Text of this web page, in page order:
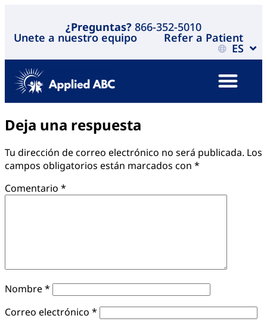
¿Preguntas? 866-352-5010
Unete a nuestro equipo Refer a Patient
ES
Deja una respuesta
Tu dirección de correo electrónico no será publicada. Los
campos obligatorios están marcados con *
Comentario *
Nombre*
Correo electrónico *